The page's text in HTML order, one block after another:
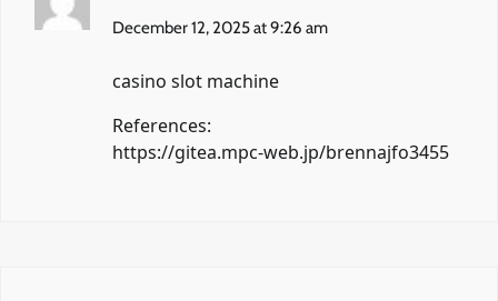
December 12, 2025 at 9:26 am
casino slot machine
References:
https://gitea.mpc-web.jp/brennajfo3455